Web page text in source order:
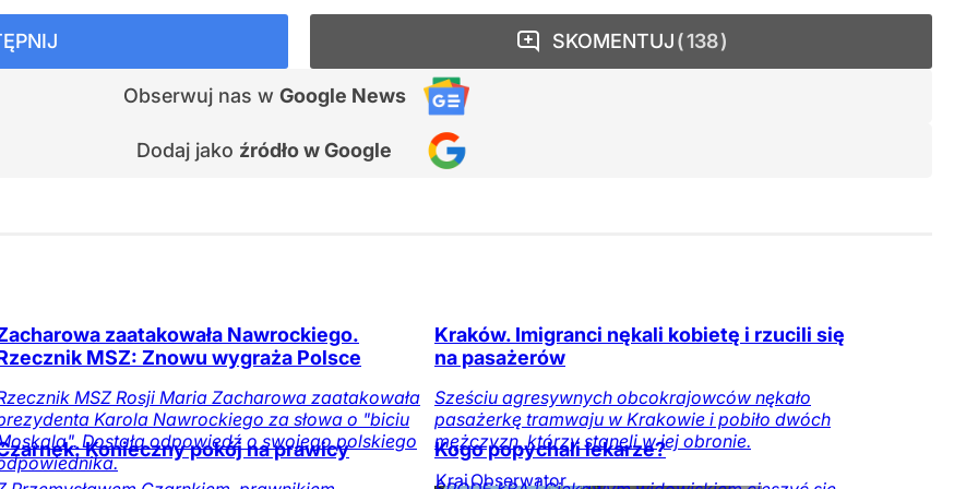
Obserwuj nas w Google News
Dodaj jako źródło w Google
SKOMENTUJ 138
zaatakowała Nawrockiego.
MSZ: Znowu wygraża Polsce
MSZ Rosji Maria Zacharowa zaatakowała
Karola Nawrockiego za słowa o "biciu
Dostała odpowiedź o swojego polskiego
Kraków. Imigranci nękali kobietę i rzucili się
na pasażerów
Sześciu agresywnych obcokrajowców nękało
pasażerkę tramwaju w Krakowie i pobiło dwóch
mężczyzn, którzy stanęli w jej obronie.
KrajObserwator
Konieczny pokój na prawicy Kogo popychali lekarze?